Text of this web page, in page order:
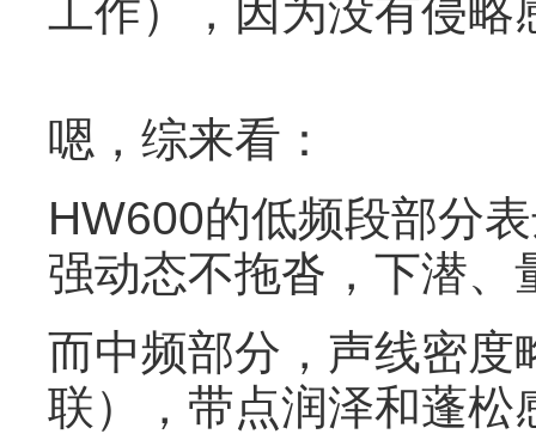
工作），因为没有侵略
嗯，综来看：
HW600的低频段部分
强动态不拖沓，下潜
而中频部分，声线密度
联），带点润泽和蓬松